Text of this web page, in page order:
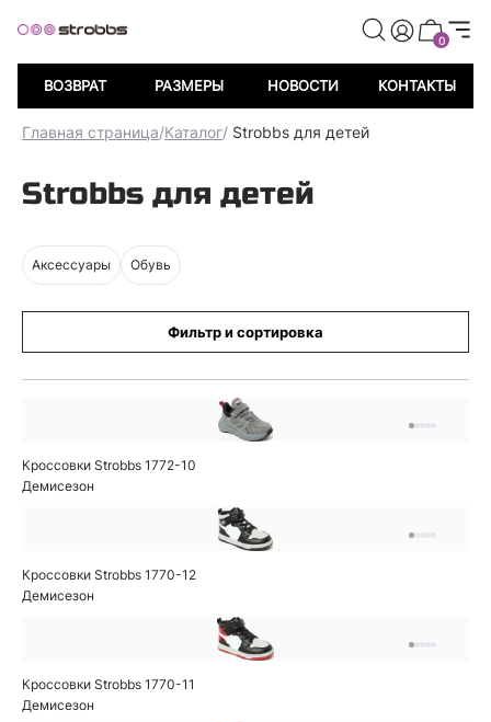
0
ВОЗВРАТ РАЗМЕРЫ НОВОСТИ КОНТАКТЫ
Главная страница/Каталог/ Strobbs для детей
Strobbs для детей
Аксессуары Обувь
Фильтр и сортировка
Кроссовки Strobbs 1772-10
Демисезон
Кроссовки Strobbs 1770-12
Демисезон
Кроссовки Strobbs 1770-11
Демисезон